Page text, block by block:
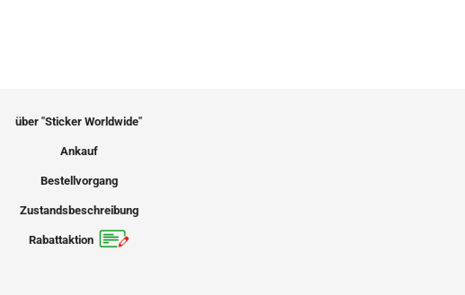
über "Sticker Worldwide"
Ankauf
Bestellvorgang
Zustandsbeschreibung
Rabattaktion